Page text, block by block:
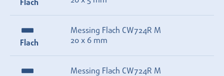
Flach
Flach
Messing Flach CW724R M
20 x 6 mm
Messing Flach CW724R M